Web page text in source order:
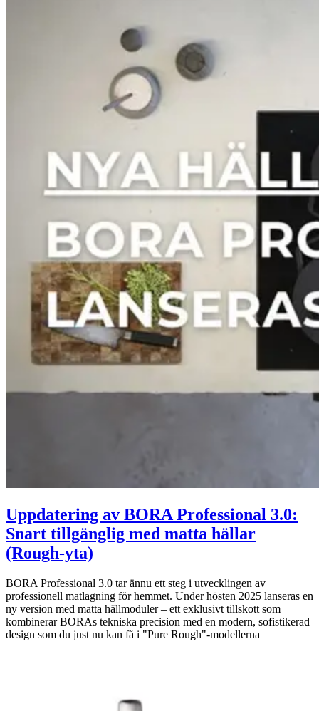
Uppdatering av BORA Professional 3.0:
Snart tillgänglig med matta hällar
(Rough-yta)
BORA Professional 3.0 tar ännu ett steg i utvecklingen av
professionell matlagning för hemmet. Under hösten 2025 lanseras en
ny version med matta hällmoduler – ett exklusivt tillskott som
kombinerar BORAs tekniska precision med en modern, sofistikerad
design som du just nu kan få i "Pure Rough"-modellerna